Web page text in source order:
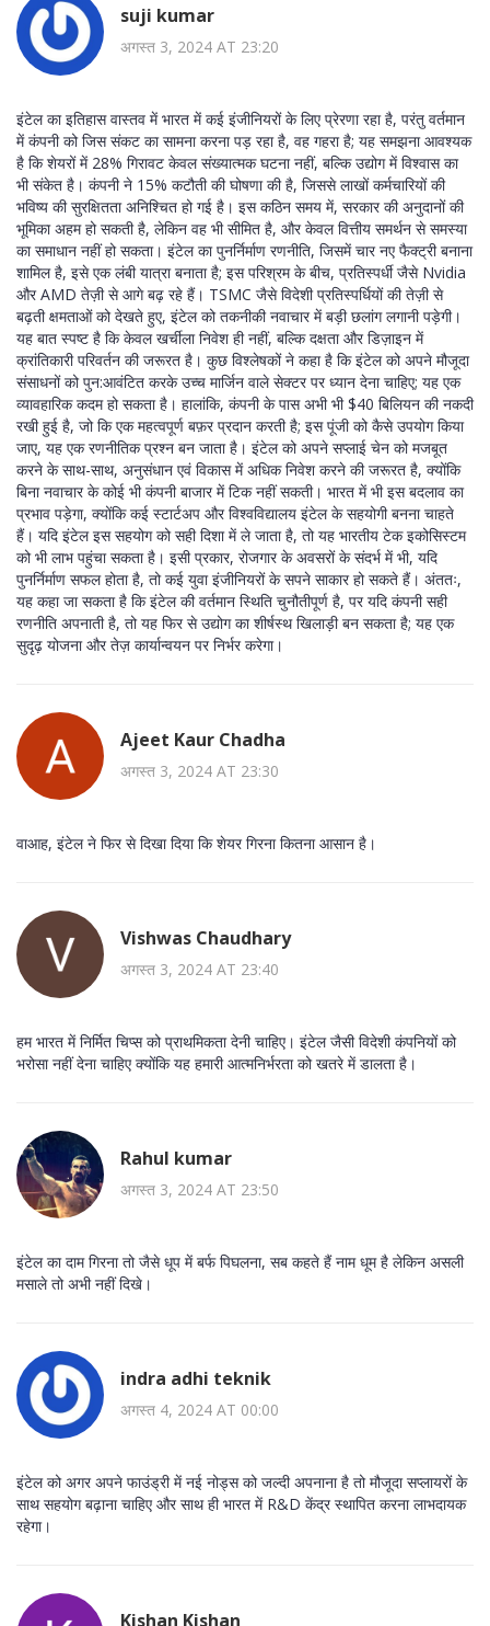
suji kumar
अगस्त 3, 2024 AT 23:20
इंटेल का इतिहास वास्तव में भारत में कई इंजीनियरों के लिए प्रेरणा रहा है, परंतु वर्तमान
में कंपनी को जिस संकट का सामना करना पड़ रहा है, वह गहरा है; यह समझना आवश्यक
है कि शेयरों में 28% गिरावट केवल संख्यात्मक घटना नहीं, बल्कि उद्योग में विश्वास का
भी संकेत है। कंपनी ने 15% कटौती की घोषणा की है, जिससे लाखों कर्मचारियों की
भविष्य की सुरक्षितता अनिश्चित हो गई है। इस कठिन समय में, सरकार की अनुदानों की
भूमिका अहम हो सकती है, लेकिन वह भी सीमित है, और केवल वित्तीय समर्थन से समस्या
का समाधान नहीं हो सकता। इंटेल का पुनर्निर्माण रणनीति, जिसमें चार नए फैक्ट्री बनाना
शामिल है, इसे एक लंबी यात्रा बनाता है; इस परिश्रम के बीच, प्रतिस्पर्धी जैसे Nvidia
और AMD तेज़ी से आगे बढ़ रहे हैं। TSMC जैसे विदेशी प्रतिस्पर्धियों की तेज़ी से
बढ़ती क्षमताओं को देखते हुए, इंटेल को तकनीकी नवाचार में बड़ी छलांग लगानी पड़ेगी।
यह बात स्पष्ट है कि केवल खर्चीला निवेश ही नहीं, बल्कि दक्षता और डिज़ाइन में
क्रांतिकारी परिवर्तन की जरूरत है। कुछ विश्लेषकों ने कहा है कि इंटेल को अपने मौजूदा
संसाधनों को पुन:आवंटित करके उच्च मार्जिन वाले सेक्टर पर ध्यान देना चाहिए; यह एक
व्यावहारिक कदम हो सकता है। हालांकि, कंपनी के पास अभी भी $40 बिलियन की नकदी
रखी हुई है, जो कि एक महत्वपूर्ण बफ़र प्रदान करती है; इस पूंजी को कैसे उपयोग किया
जाए, यह एक रणनीतिक प्रश्न बन जाता है। इंटेल को अपने सप्लाई चेन को मजबूत
करने के साथ-साथ, अनुसंधान एवं विकास में अधिक निवेश करने की जरूरत है, क्योंकि
बिना नवाचार के कोई भी कंपनी बाजार में टिक नहीं सकती। भारत में भी इस बदलाव का
प्रभाव पड़ेगा, क्योंकि कई स्टार्टअप और विश्वविद्यालय इंटेल के सहयोगी बनना चाहते
हैं। यदि इंटेल इस सहयोग को सही दिशा में ले जाता है, तो यह भारतीय टेक इकोसिस्टम
को भी लाभ पहुंचा सकता है। इसी प्रकार, रोजगार के अवसरों के संदर्भ में भी, यदि
पुनर्निर्माण सफल होता है, तो कई युवा इंजीनियरों के सपने साकार हो सकते हैं। अंततः,
यह कहा जा सकता है कि इंटेल की वर्तमान स्थिति चुनौतीपूर्ण है, पर यदि कंपनी सही
रणनीति अपनाती है, तो यह फिर से उद्योग का शीर्षस्थ खिलाड़ी बन सकता है; यह एक
सुदृढ़ योजना और तेज़ कार्यान्वयन पर निर्भर करेगा।
Ajeet Kaur Chadha
अगस्त 3, 2024 AT 23:30
वाआह, इंटेल ने फिर से दिखा दिया कि शेयर गिरना कितना आसान है।
Vishwas Chaudhary
अगस्त 3, 2024 AT 23:40
हम भारत में निर्मित चिप्स को प्राथमिकता देनी चाहिए। इंटेल जैसी विदेशी कंपनियों को
भरोसा नहीं देना चाहिए क्योंकि यह हमारी आत्मनिर्भरता को खतरे में डालता है।
Rahul kumar
अगस्त 3, 2024 AT 23:50
इंटेल का दाम गिरना तो जैसे धूप में बर्फ पिघलना, सब कहते हैं नाम धूम है लेकिन असली
मसाले तो अभी नहीं दिखे।
indra adhi teknik
अगस्त 4, 2024 AT 00:00
इंटेल को अगर अपने फाउंड्री में नई नोड्स को जल्दी अपनाना है तो मौजूदा सप्लायरों के
साथ सहयोग बढ़ाना चाहिए और साथ ही भारत में R&D केंद्र स्थापित करना लाभदायक
रहेगा।
Kishan Kishan